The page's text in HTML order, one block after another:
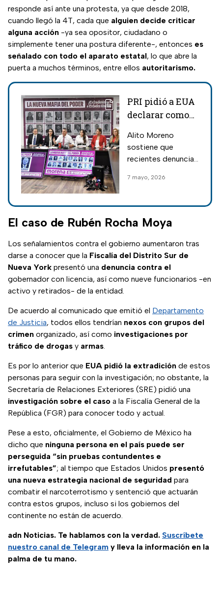
responde así ante una protesta, ya que desde 2018,
cuando llegó la 4T, cada que alguien decide criticar
alguna acción -ya sea opositor, ciudadano o
simplemente tener una postura diferente-, entonces es
señalado con todo el aparato estatal, lo que abre la
puerta a muchos términos, entre ellos autoritarismo.
PRI pidió a EUA
declarar como
terrorista a
Morena tras
contra Rocha
Alito Moreno
sostiene que
recientes denuncias
de Sinaloa
“pacto criminal” que
inició con el
gobierno de López
Obrador y ha
incrementado la
violencia
7 mayo, 2026
El caso de Rubén Rocha Moya
Los señalamientos contra el gobierno aumentaron tras
darse a conocer que la Fiscalía del Distrito Sur de
Nueva York presentó una denuncia contra el
gobernador con licencia, así como nueve funcionarios -en
activo y retirados- de la entidad.
De acuerdo al comunicado que emitió el Departamento
de Justicia, todos ellos tendrían nexos con grupos del
crimen organizado, así como investigaciones por
tráfico de drogas y armas.
Es por lo anterior que EUA pidió la extradición de estos
personas para seguir con la investigación; no obstante, la
Secretaría de Relaciones Exteriores (SRE) pidió una
investigación sobre el caso a la Fiscalía General de la
República (FGR) para conocer todo y actual.
Pese a esto, oficialmente, el Gobierno de México ha
dicho que ninguna persona en el país puede ser
perseguida “sin pruebas contundentes e
irrefutables”; al tiempo que Estados Unidos presentó
una nueva estrategia nacional de seguridad para
combatir el narcoterrotismo y sentenció que actuarán
contra estos grupos, incluso si los gobiernos del
continente no están de acuerdo.
adn Noticias. Te hablamos con la verdad. Suscríbete
nuestro canal de Telegram y lleva la información en la
palma de tu mano.